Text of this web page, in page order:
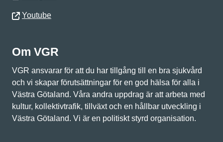
Youtube
Om VGR
VGR ansvarar för att du har tillgång till en bra sjukvård
och vi skapar förutsättningar för en god hälsa för alla i
Västra Götaland. Våra andra uppdrag är att arbeta med
kultur, kollektivtrafik, tillväxt och en hållbar utveckling i
Västra Götaland. Vi är en politiskt styrd organisation.